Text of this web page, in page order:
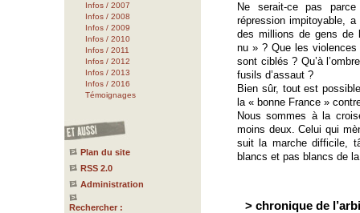
Infos / 2007
Infos / 2008
Infos / 2009
Infos / 2010
Infos / 2011
Infos / 2012
Infos / 2013
Infos / 2016
Témoignages
Plan du site
RSS 2.0
Administration
Rechercher :
Ne serait-ce pas
répression impitoyable,
des millions de gens
nu » ? Que les violences
sont ciblés ? Qu’à
fusils d’assaut ?
Bien sûr, tout est
la « bonne France »
Nous sommes à la
moins deux. Celui qui
suit la marche difficile,
blancs et pas blancs de
> chronique de